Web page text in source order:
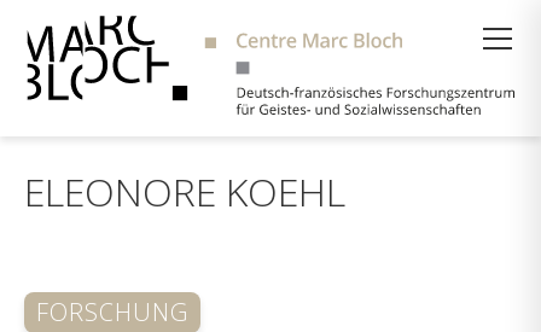
ELEONORE KOEHL
FORSCHUNG